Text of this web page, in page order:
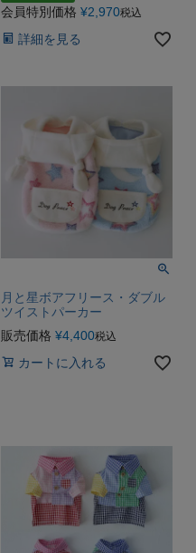
会員特別価格 ¥2,970税込
詳細を見る
月と星ボアフリース・ダブル
ツイストパーカー
販売価格 ¥4,400税込
カートに入れる